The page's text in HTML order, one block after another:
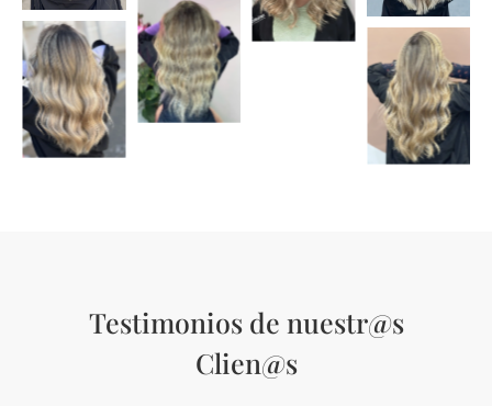
Testimonios de nuestr@s
Clien@s